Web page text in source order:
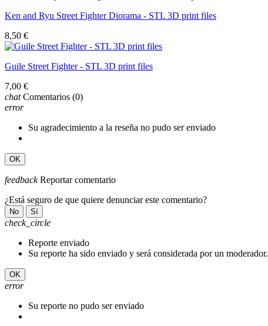
Ken and Ryu Street Fighter Diorama - STL 3D print files
8,50 €
Guile Street Fighter - STL 3D print files
7,00 €
chat Comentarios (0)
error
Su agradecimiento a la reseña no pudo ser enviado
OK
feedback Reportar comentario
¿Está seguro de que quiere denunciar este comentario?
No Sí
check_circle
Reporte enviado
Su reporte ha sido enviado y será considerada por un moderador.
OK
error
Su reporte no pudo ser enviado